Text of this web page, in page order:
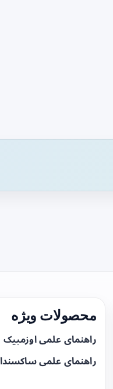
محصولات ویژه
راهنمای علمی اوزمپیک
راهنمای علمی ساکسندا